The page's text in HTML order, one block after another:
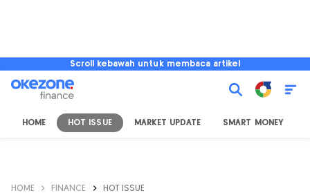
Scroll kebawah untuk membaca artikel
HOME HOT ISSUE MARKET UPDATE SMART MONEY
HOME FINANCE HOT ISSUE